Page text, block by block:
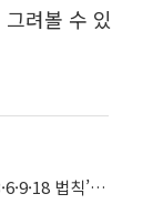
려볼 수 있
“타이밍 아닌 꾸준함이 비결”…연금 투자 ‘3·6·9·18 법칙’ 공개